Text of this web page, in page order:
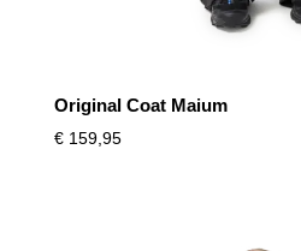
Original Coat Maium
€159,95